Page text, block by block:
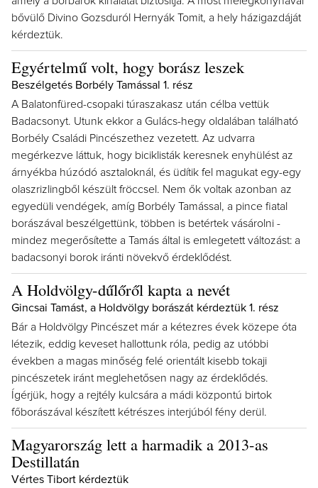
bővülő Divino Gozsduról Hernyák Tomit, a hely házigazdáját
kérdeztük.
Egyértelmű volt, hogy borász leszek
Beszélgetés Borbély Tamással 1. rész
A Balatonfüred-csopaki túraszakasz után célba vettük
Badacsonyt. Utunk ekkor a Gulács-hegy oldalában található
Borbély Családi Pincészethez vezetett. Az udvarra
megérkezve láttuk, hogy biciklisták keresnek enyhülést az
árnyékba húzódó asztaloknál, és üdítik fel magukat egy-egy
olaszrizlingből készült fröccsel. Nem ők voltak azonban az
egyedüli vendégek, amíg Borbély Tamással, a pince fiatal
borászával beszélgettünk, többen is betértek vásárolni -
mindez megerősítette a Tamás által is emlegetett változást: a
badacsonyi borok iránti növekvő érdeklődést.
A Holdvölgy-dűlőről kapta a nevét
Gincsai Tamást, a Holdvölgy borászát kérdeztük 1. rész
Bár a Holdvölgy Pincészet már a kétezres évek közepe óta
létezik, eddig keveset hallottunk róla, pedig az utóbbi
években a magas minőség felé orientált kisebb tokaji
pincészetek iránt meglehetősen nagy az érdeklődés.
Ígérjük, hogy a rejtély kulcsára a mádi központú birtok
főborászával készített kétrészes interjúból fény derül.
Magyarország lett a harmadik a 2013-as
Destillatán
Vértes Tibort kérdeztük